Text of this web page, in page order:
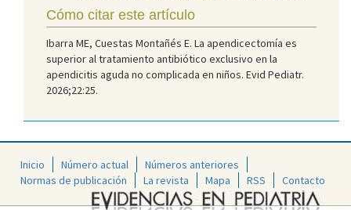
Cómo citar este artículo
Ibarra ME, Cuestas Montañés E. La apendicectomía es
superior al tratamiento antibiótico exclusivo en la
apendicitis aguda no complicada en niños. Evid Pediatr.
2026;22:25.
Inicio Número actual
Números anteriores
Normas de publicación
La revista Mapa RSS Contacto